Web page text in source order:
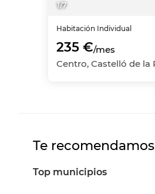
1/7
Habitación Individual
235 €/mes
Te recomendamos
Top municipios